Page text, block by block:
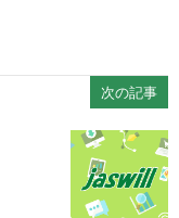
次の記事